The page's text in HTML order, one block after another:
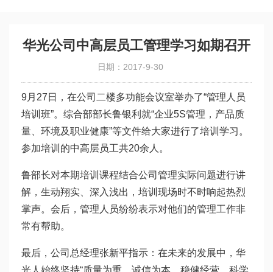
华光公司中高层员工管理学习如期召开
日期：2017-9-30
9月27日，在公司二楼多功能会议室举办了“管理人员
培训班”。综合部部长鲁银利就“企业5S管理，产品质
量、环境及职业健康”等文件给大家进行了培训学习。
参加培训的中高层员工共20余人。
鲁部长对本期培训课程结合公司管理实际问题进行讲
解，生动翔实、深入浅出，培训现场时不时响起热烈
掌声。会后，管理人员纷纷表示对他们的管理工作非
常有帮助。
最后，公司总经理张新平指示：在未来的发展中，华